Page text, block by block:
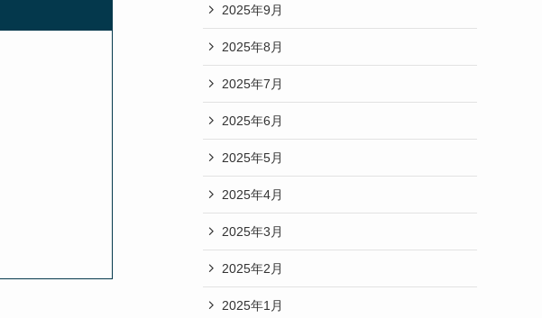
2025年9月
2025年8月
2025年7月
2025年6月
2025年5月
2025年4月
2025年3月
2025年2月
2025年1月